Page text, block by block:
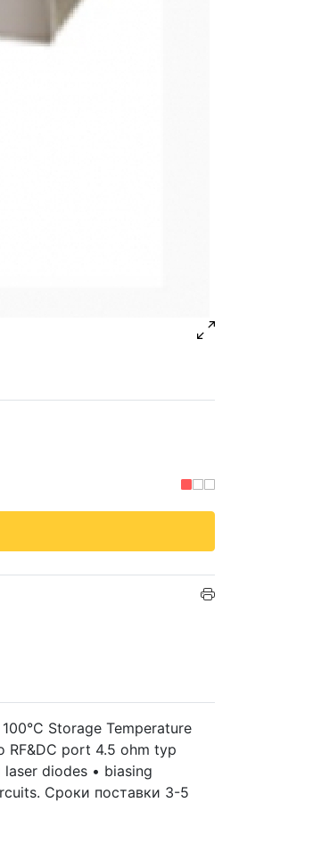
Storage Temperature
RF&DC port 4.5 ohm typ
diodes • biasing
Сроки поставки 3-5